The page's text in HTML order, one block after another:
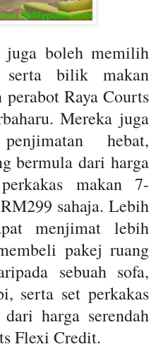
juga boleh memilih
serta bilik makan
Raya Courts
Mereka juga
hebat,
bermula dari harga
makan 7-
sahaja. Lebih
menjimat lebih
pakej ruang
sebuah sofa,
serta set perkakas
harga serendah
Flexi Credit.